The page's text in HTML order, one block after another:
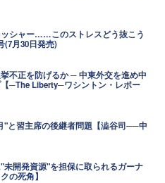
シャー……このストレスどう抜こう
(7月30日発売)
不正を防げるか ─ 中東外交を進め中
─The Liberty─ワシントン・レポー
"と習主席の後継者問題【澁谷司──中
未開発資源"を担保に取られるガーナ
の死角】